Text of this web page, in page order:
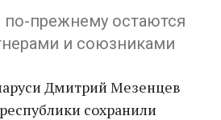
по-прежнему остаются
и союзниками
Дмитрий Мезенцев
сохранили